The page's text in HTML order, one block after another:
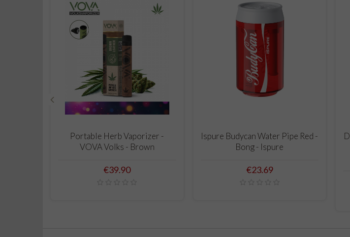
ADD TO CART
Portable Herb Vaporizer -
VOVA Volks - Brown
Price
€39.90
ADD TO CART
Ispure Budycan Water Pipe Red -
Bong - Ispure
Price
€23.69